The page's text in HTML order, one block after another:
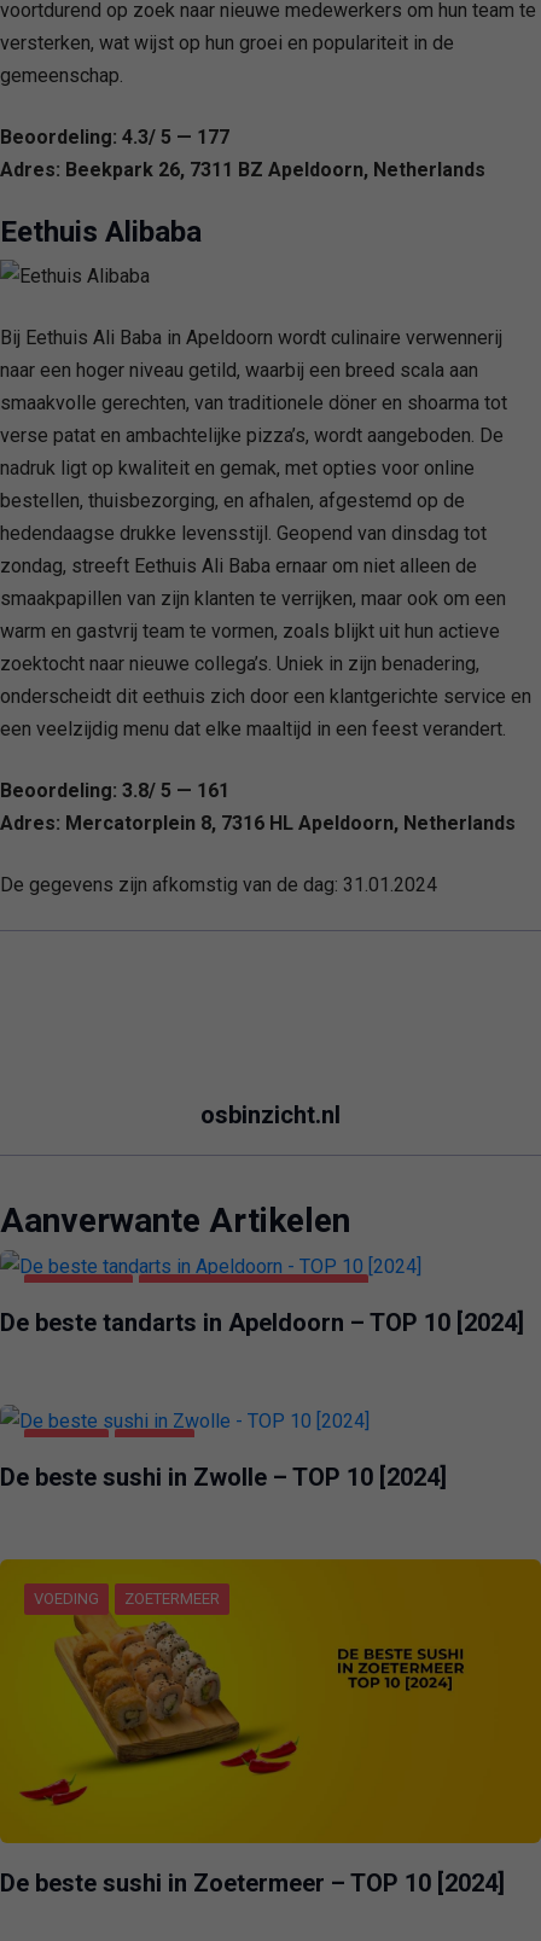
voortdurend op zoek naar nieuwe medewerkers om hun team te
versterken, wat wijst op hun groei en populariteit in de
gemeenschap.
Beoordeling: 4.3/ 5 — 177
Adres: Beekpark 26, 7311 BZ Apeldoorn, Netherlands
Eethuis Alibaba
Bij Eethuis Ali Baba in Apeldoorn wordt culinaire verwennerij
naar een hoger niveau getild, waarbij een breed scala aan
smaakvolle gerechten, van traditionele döner en shoarma tot
verse patat en ambachtelijke pizza’s, wordt aangeboden. De
nadruk ligt op kwaliteit en gemak, met opties voor online
bestellen, thuisbezorging, en afhalen, afgestemd op de
hedendaagse drukke levensstijl. Geopend van dinsdag tot
zondag, streeft Eethuis Ali Baba ernaar om niet alleen de
smaakpapillen van zijn klanten te verrijken, maar ook om een
warm en gastvrij team te vormen, zoals blijkt uit hun actieve
zoektocht naar nieuwe collega’s. Uniek in zijn benadering,
onderscheidt dit eethuis zich door een klantgerichte service en
een veelzijdig menu dat elke maaltijd in een feest verandert.
Beoordeling: 3.8/ 5 — 161
Adres: Mercatorplein 8, 7316 HL Apeldoorn, Netherlands
De gegevens zijn afkomstig van de dag: 31.01.2024
osbinzicht.nl
Aanverwante Artikelen
De beste tandarts in Apeldoorn – TOP 10 [2024]
De beste sushi in Zwolle – TOP 10 [2024]
VOEDING ZOETERMEER
De beste sushi in Zoetermeer – TOP 10 [2024]